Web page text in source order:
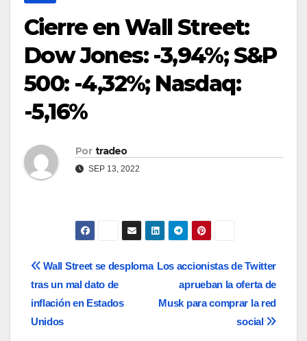
Cierre en Wall Street:
Dow Jones: -3,94%; S&P
500: -4,32%; Nasdaq:
-5,16%
Por tradeo
SEP 13, 2022
Navegación
de
entradas
Los accionistas de Twitter
aprueban la oferta de
Musk para comprar la red
social
Wall Street se desploma
tras un mal dato de
inflación en Estados
Unidos